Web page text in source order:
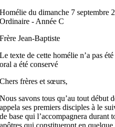
Homélie du dimanche 7 septembre
Ordinaire - Année C
Frère Jean-Baptiste
Le texte de cette homélie n’a pas
oral a été conservé
Chers frères et sœurs,
Nous savons tous qu’au tout début
appela ses premiers disciples à le
de base qui l’accompagnera durant
apôtres qui constitueront en